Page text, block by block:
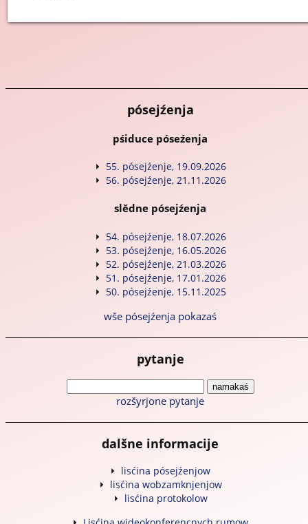
pósejźenja
pśiduce póseźenja
55. pósejźenje, 19.09.2026
56. pósejźenje, 21.11.2026
slědne pósejźenja
54. pósejźenje, 18.07.2026
53. pósejźenje, 16.05.2026
52. pósejźenje, 21.03.2026
51. pósejźenje, 17.01.2026
50. pósejźenje, 15.11.2025
wše pósejźenja pokazaś
pytanje
rozšyrjone pytanje
dalšne informacije
lisćina pósejźenjow
lisćina wobzamknjenjow
lisćina protokolow